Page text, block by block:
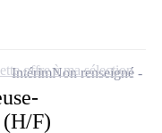
(H/F)
IntérimNon renseigné
offre à ma sélection